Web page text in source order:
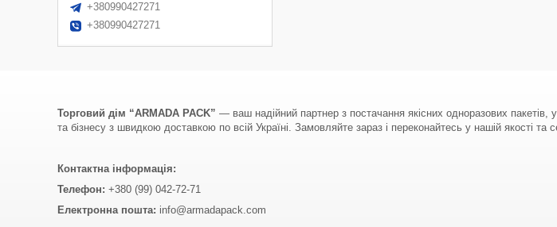
+380990427271
+380990427271
Торговий дім “ARMADA PACK” — ваш надійний партнер з постачання якісних одноразових
та бізнесу з швидкою доставкою по всій Україні. Замовляйте зараз і переконайтесь у нашій якості та
Контактна інформація:
Телефон: +380 (99) 042-72-71
Електронна пошта: info@armadapack.com